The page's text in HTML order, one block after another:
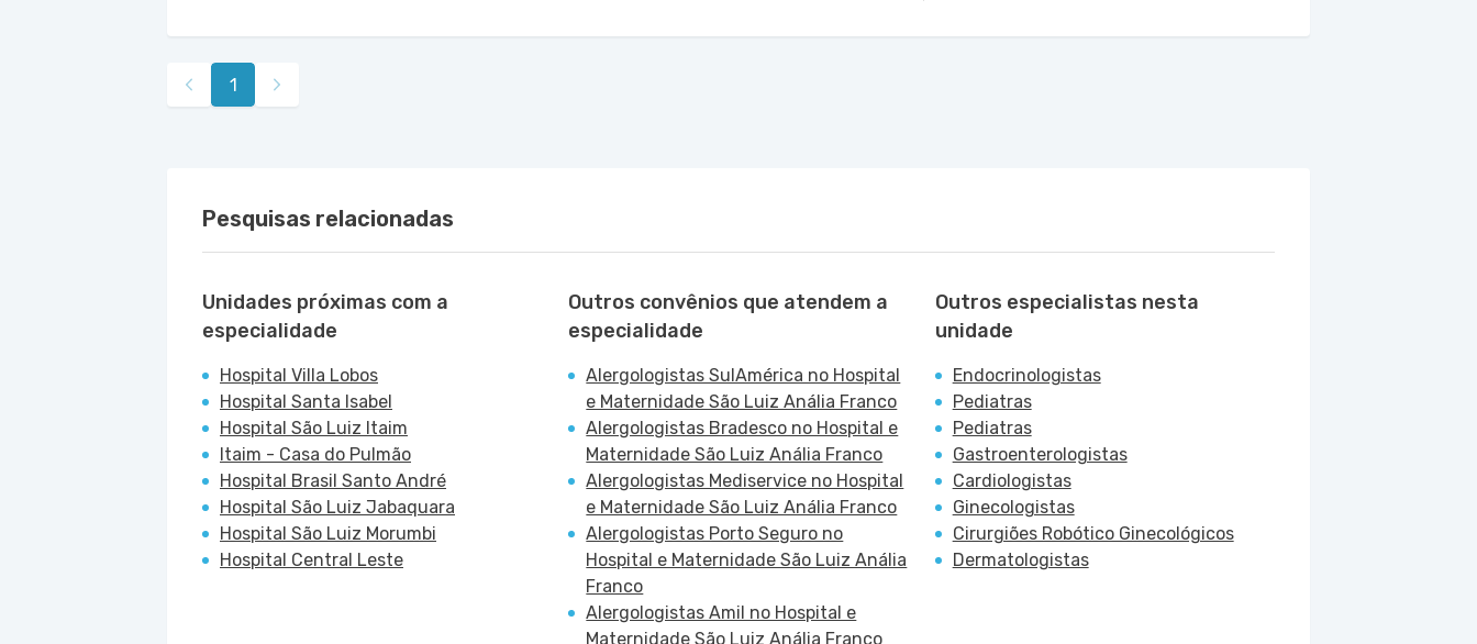
1
Pesquisas relacionadas
Unidades próximas com a
especialidade
Hospital Villa Lobos
Hospital Santa Isabel
Hospital São Luiz Itaim
Itaim - Casa do Pulmão
Hospital Brasil Santo André
Hospital São Luiz Jabaquara
Hospital São Luiz Morumbi
Hospital Central Leste
Outros convênios que atendem a
especialidade
Alergologistas SulAmérica no Hospital
e Maternidade São Luiz Anália Franco
Alergologistas Bradesco no Hospital e
Maternidade São Luiz Anália Franco
Alergologistas Mediservice no Hospital
e Maternidade São Luiz Anália Franco
Alergologistas Porto Seguro no
Hospital e Maternidade São Luiz Anália
Franco
Alergologistas Amil no Hospital e
Maternidade São Luiz Anália Franco
Outros especialistas nesta
unidade
Endocrinologistas
Pediatras
Pediatras
Gastroenterologistas
Cardiologistas
Ginecologistas
Cirurgiões Robótico Ginecológicos
Dermatologistas